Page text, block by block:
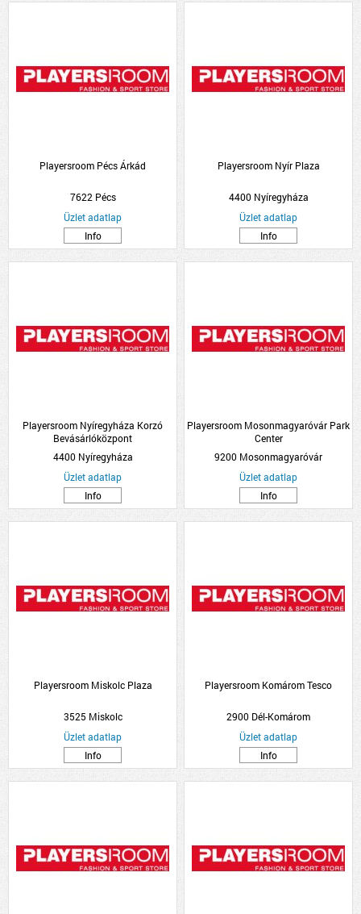
Playersroom Pécs Árkád
7622 Pécs
Üzlet adatlap
Info
Playersroom Nyír Plaza
4400 Nyíregyháza
Üzlet adatlap
Info
Playersroom Nyíregyháza Korzó
Bevásárlóközpont
4400 Nyíregyháza
Üzlet adatlap
Info
Playersroom Mosonmagyaróvár Park
Center
9200 Mosonmagyaróvár
Üzlet adatlap
Info
Playersroom Miskolc Plaza
3525 Miskolc
Üzlet adatlap
Info
Playersroom Komárom Tesco
2900 Dél-Komárom
Üzlet adatlap
Info